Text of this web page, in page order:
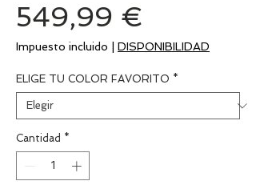
549,99 €
Impuesto incluido DISPONIBILIDAD
ELIGE TU COLOR FAVORITO *
Cantidad *